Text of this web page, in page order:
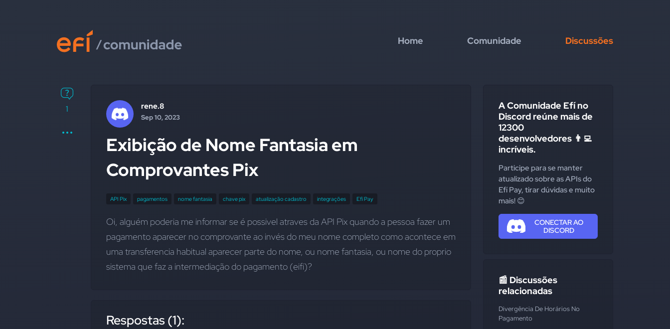
Home Comunidade Discussões
1 rene.8
Sep 10, 2023
Exibição de Nome Fantasia em
Comprovantes Pix
API Pix pagamentos nome fantasia chave pix atualização cadastro integrações Efí Pay
Oi, alguém poderia me informar se é possivel atraves da API Pix quando a pessoa fazer um
pagamento aparecer no comprovante ao invés do meu nome completo como acontece em
uma transferencia habitual aparecer parte do nome, ou nome fantasia, ou nome do proprio
sistema que faz a intermediação do pagamento (eifi)?
Respostas (1):
A Comunidade Efí no
Discord reúne mais de
12300
desenvolvedores 👨‍💻
incríveis.
Participe para se manter
atualizado sobre as APIs do
Efí Pay, tirar dúvidas e muito
mais! 😊
CONECTAR AO
DISCORD
📰 Discussões
relacionadas
Divergência De Horários No
Pagamento